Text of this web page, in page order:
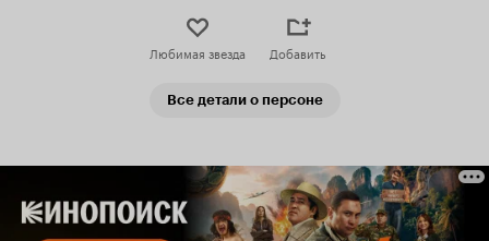
Любимая звезда Добавить
Все детали о персоне